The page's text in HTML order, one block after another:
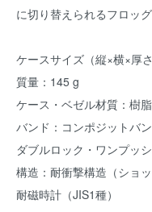
に切り替えられるフロッグ
ケースサイズ（縦×横×厚
質量：145 g
ケース・ベゼル材質：樹
バンド：コンポジットバ
ダブルロック・ワンプッ
構造：耐衝撃構造（ショッ
耐磁時計（JIS1種）